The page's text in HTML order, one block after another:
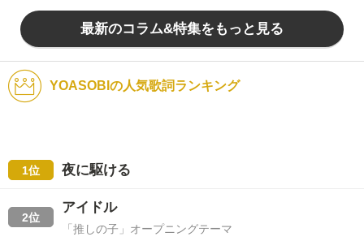
最新のコラム&特集をもっと見る
YOASOBIの人気歌詞ランキング
1位 夜に駆ける
2位
アイドル
「推しの子」オープニングテーマ